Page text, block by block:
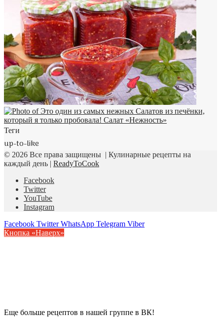
Теги
up-to-like
© 2026 Все права защищены | Кулинарные рецепты на
каждый день | ReadyToCook
Facebook
Twitter
YouTube
Instagram
Facebook Twitter WhatsApp Telegram Viber
Кнопка «Наверх»
Еще больше рецептов в нашей группе в ВК!